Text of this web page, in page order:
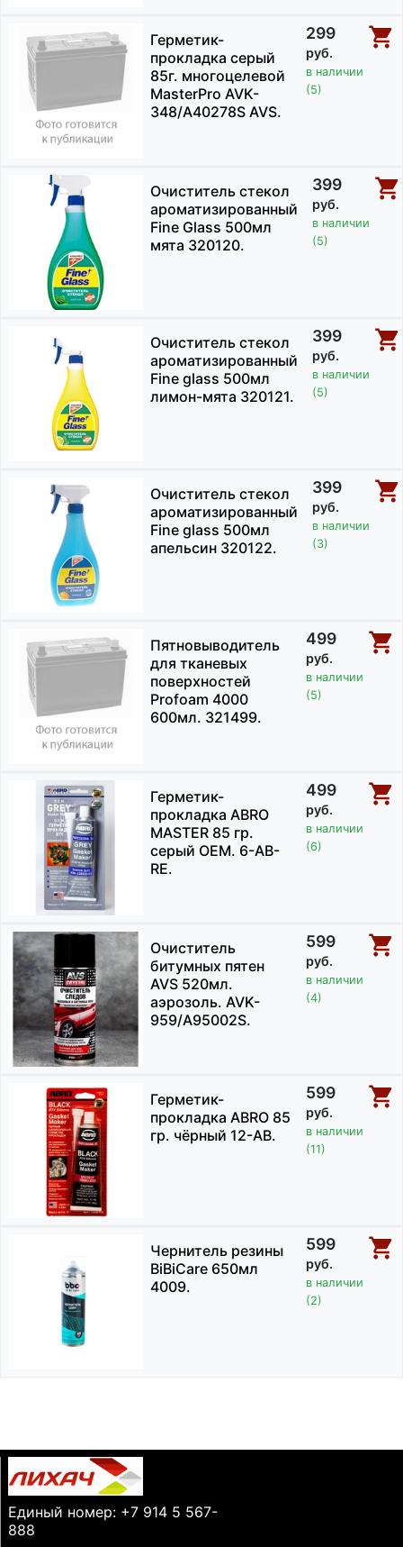
Герметик-
прокладка серый
85г. многоцелевой
MasterPro AVK-
348/A40278S AVS.
299
руб.
в наличии
(5)
Очиститель стекол
ароматизированный
Fine Glass 500мл
мята 320120.
399
руб.
в наличии
(5)
Очиститель стекол
ароматизированный
Fine glass 500мл
лимон-мята 320121.
399
руб.
в наличии
(5)
Очиститель стекол
ароматизированный
Fine glass 500мл
апельсин 320122.
399
руб.
в наличии
(3)
Пятновыводитель
для тканевых
поверхностей
Profoam 4000
600мл. 321499.
499
руб.
в наличии
(5)
Герметик-
прокладка ABRO
MASTER 85 гр.
серый ОЕМ. 6-AB-
RE.
499
руб.
в наличии
(6)
Очиститель
битумных пятен
AVS 520мл.
аэрозоль. AVK-
959/A95002S.
599
руб.
в наличии
(4)
Герметик-
прокладка ABRO 85
гр. чёрный 12-AB.
599
руб.
в наличии
(11)
Чернитель резины
BiBiCare 650мл
4009.
599
руб.
в наличии
(2)
Единый номер: +7 914 5 567-
888